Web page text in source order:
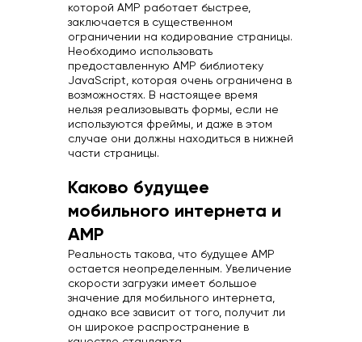
которой AMP работает быстрее,
заключается в существенном
ограничении на кодирование страницы.
Необходимо использовать
предоставленную AMP библиотеку
JavaScript, которая очень ограничена в
возможностях. В настоящее время
нельзя реализовывать формы, если не
используются фреймы, и даже в этом
случае они должны находиться в нижней
части страницы.
Каково будущее
мобильного интернета и
AMP
Реальность такова, что будущее AMP
остается неопределенным. Увеличение
скорости загрузки имеет большое
значение для мобильного интернета,
однако все зависит от того, получит ли
он широкое распространение в